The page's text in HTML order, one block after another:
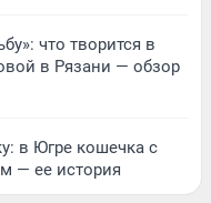
что творится в
в Рязани — обзор
в Югре кошечка с
— ее история